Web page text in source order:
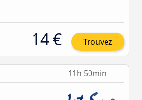
14 € Trouvez
11h 50min